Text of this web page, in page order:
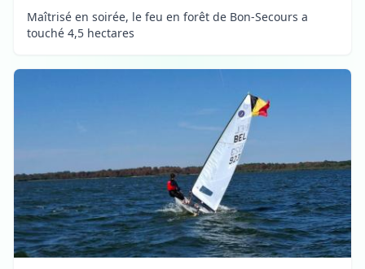
Maîtrisé en soirée, le feu en forêt de Bon-Secours a
touché 4,5 hectares